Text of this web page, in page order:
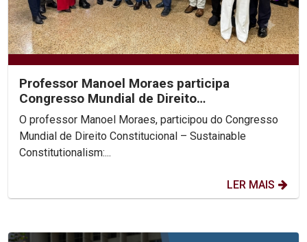
Professor Manoel Moraes participa
Congresso Mundial de Direito
Constitucional, na Colômbia.
O professor Manoel Moraes, participou do Congresso
Mundial de Direito Constitucional – Sustainable
Constitutionalism:...
LER MAIS